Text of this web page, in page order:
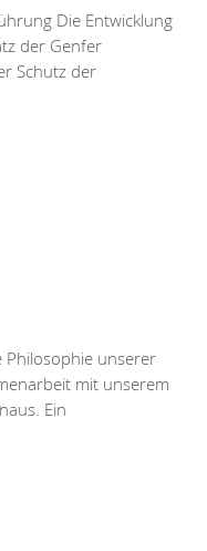
Die Entwicklung
der Genfer
Schutz der
Philosophie unserer
mit unserem
Ein